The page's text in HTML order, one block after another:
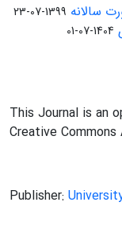
سالانه 1399-07-23
1404-07-01
This Journal is an
Creative
Publisher: